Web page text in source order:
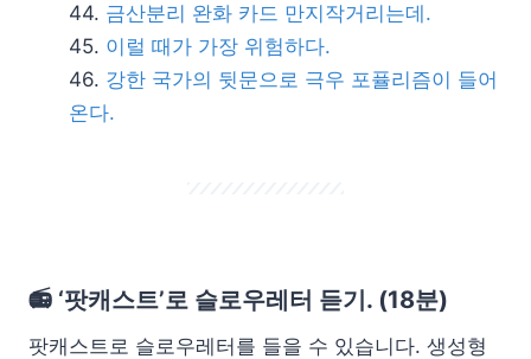
금산분리 완화 카드 만지작거리는데.
이럴 때가 가장 위험하다.
강한 국가의 뒷문으로 극우 포퓰리즘이 들어
온다.
📻 ‘팟캐스트’로 슬로우레터 듣기. (18분)
팟캐스트로 슬로우레터를 들을 수 있습니다. 생성형